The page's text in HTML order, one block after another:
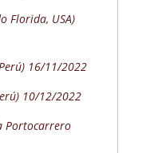
Florida, USA)
16/11/2022
10/12/2022
Portocarrero